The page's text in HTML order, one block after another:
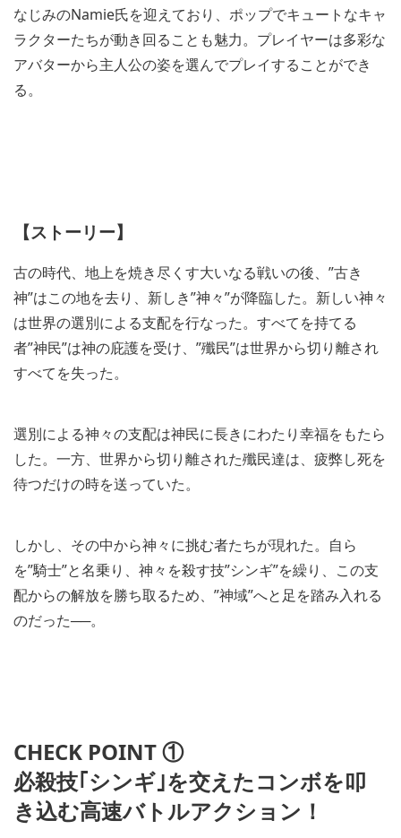
なじみのNamie氏を迎えており、ポップでキュートなキャ
ラクターたちが動き回ることも魅力。プレイヤーは多彩な
アバターから主人公の姿を選んでプレイすることができ
る。
【ストーリー】
古の時代、地上を焼き尽くす大いなる戦いの後、”古き
神”はこの地を去り、新しき”神々”が降臨した。新しい神々
は世界の選別による支配を行なった。すべてを持てる
者”神⺠”は神の庇護を受け、”殲⺠”は世界から切り離され
すべてを失った。
選別による神々の支配は神⺠に⻑きにわたり幸福をもたら
した。一方、世界から切り離された殲⺠達は、疲弊し死を
待つだけの時を送っていた。
しかし、その中から神々に挑む者たちが現れた。自ら
を”騎士”と名乗り、神々を殺す技”シンギ”を繰り、この支
配からの解放を勝ち取るため、”神域”へと足を踏み入れる
のだった──。
CHECK POINT ①
必殺技｢シンギ｣を交えたコンボを叩
き込む高速バトルアクション！